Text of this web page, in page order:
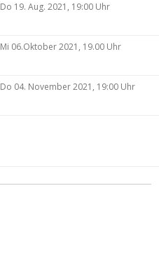
Do 19. Aug. 2021, 19:00 Uhr
Mi 06.Oktober 2021, 19.00 Uhr
Do 04. November 2021, 19:00 Uhr